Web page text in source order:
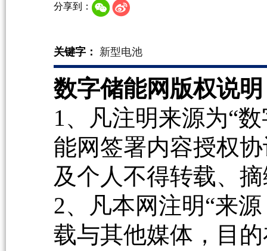
分享到：
关键字： 新型电池
数字储能网版权说
1、凡注明来源为“
能网签署内容授权
及个人不得转载、
2、凡本网注明“来
载与其他媒体，目